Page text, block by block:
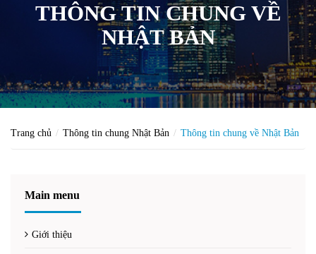
THÔNG TIN CHUNG VỀ
NHẬT BẢN
Trang chủ Thông tin chung Nhật Bản Thông tin chung về Nhật Bản
Main menu
Giới thiệu